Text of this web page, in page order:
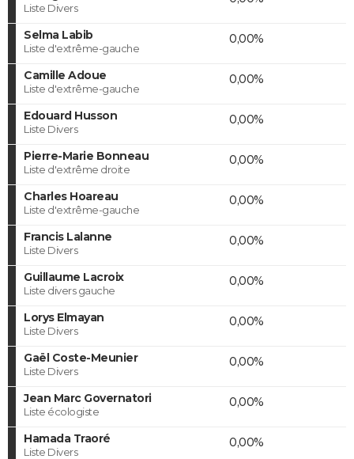
Liste Divers
Selma Labib
Liste d'extrême-gauche
0,00%
Camille Adoue
Liste d'extrême-gauche
0,00%
Edouard Husson
Liste Divers
0,00%
Pierre-Marie Bonneau
Liste d'extrême droite
0,00%
Charles Hoareau
Liste d'extrême-gauche
0,00%
Francis Lalanne
Liste Divers
0,00%
Guillaume Lacroix
Liste divers gauche
0,00%
Lorys Elmayan
Liste Divers
0,00%
Gaël Coste-Meunier
Liste Divers
0,00%
Jean Marc Governatori
Liste écologiste
0,00%
Hamada Traoré
Liste Divers
0,00%